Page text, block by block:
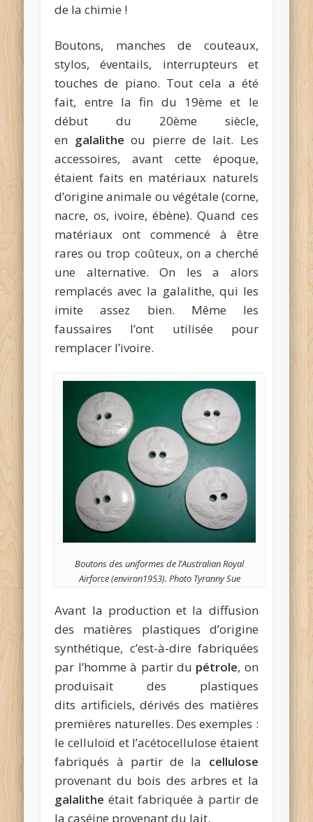
de la chimie !
Boutons, manches de couteaux,
stylos, éventails, interrupteurs et
touches de piano. Tout cela a été
fait, entre la fin du 19ème et le
début du 20ème siècle,
en galalithe ou pierre de lait. Les
accessoires, avant cette époque,
étaient faits en matériaux naturels
d’origine animale ou végétale (corne,
nacre, os, ivoire, ébène). Quand ces
matériaux ont commencé à être
rares ou trop coûteux, on a cherché
une alternative. On les a alors
remplacés avec la galalithe, qui les
imite assez bien. Même les
faussaires l’ont utilisée pour
remplacer l’ivoire.
Boutons des uniformes de l’Australian Royal
Airforce (environ1953). Photo Tyranny Sue
Avant la production et la diffusion
des matières plastiques d’origine
synthétique, c’est-à-dire fabriquées
par l’homme à partir du pétrole, on
produisait des plastiques
dits artificiels, dérivés des matières
premières naturelles. Des exemples :
le celluloïd et l’acétocellulose étaient
fabriqués à partir de la cellulose
provenant du bois des arbres et la
galalitheétait fabriquée à partir de
la caséine provenant du lait.